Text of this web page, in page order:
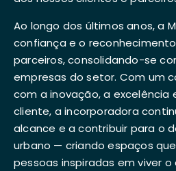
Ao longo dos últimos anos, a
confiança e o
parceiros, consolidando-se
empresas do setor. Com um
com a inovação, a excelência
cliente, a incorporadora
alcance e a contribuir para o
urbano — criando espaços
pessoas inspiradas em viver o